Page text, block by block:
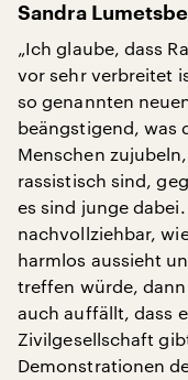
Sandra
„Ich glaube, dass
vor sehr verbreitet
so genannten
beängstigend, was
Menschen
rassistisch sind,
es sind junge
nachvollziehbar,
harmlos aussieht
treffen würde,
auch auffällt, dass
Zivilgesellschaft
Demonstrationen